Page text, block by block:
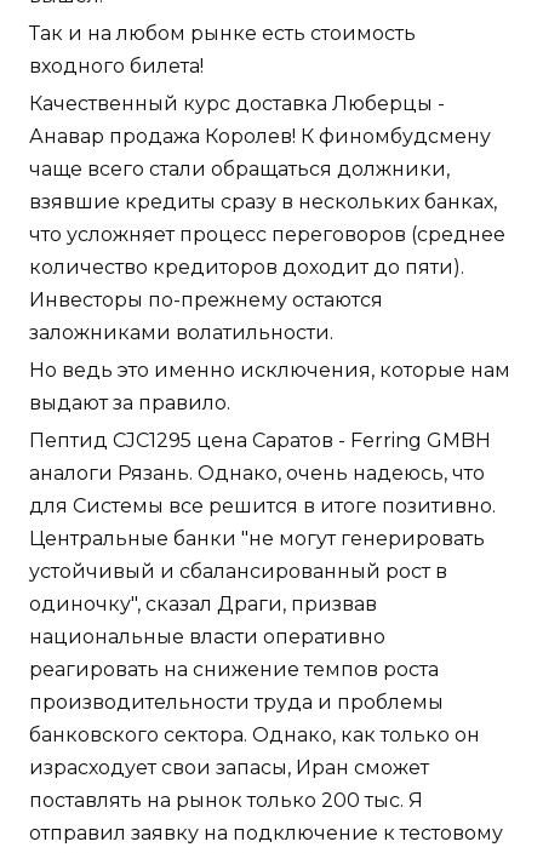
Так и на любом рынке есть стоимость
входного билета!
Качественный курс доставка Люберцы -
Анавар продажа Королев! К финомбудсмену
чаще всего стали обращаться должники,
взявшие кредиты сразу в нескольких банках,
что усложняет процесс переговоров (среднее
количество кредиторов доходит до пяти).
Инвесторы по-прежнему остаются
заложниками волатильности.
Но ведь это именно исключения, которые нам
выдают за правило.
Пептид CJC1295 цена Саратов - Ferring GMBH
аналоги Рязань. Однако, очень надеюсь, что
для Системы все решится в итоге позитивно.
Центральные банки "не могут генерировать
устойчивый и сбалансированный рост в
одиночку", сказал Драги, призвав
национальные власти оперативно
реагировать на снижение темпов роста
производительности труда и проблемы
банковского сектора. Однако, как только он
израсходует свои запасы, Иран сможет
поставлять на рынок только 200 тыс. Я
отправил заявку на подключение к тестовому